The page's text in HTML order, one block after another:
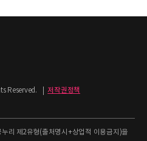
Reserved.
저작권정책
리 제2유형(출처명시+상업적 이용금지)을